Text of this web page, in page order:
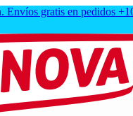
Envíos gratis en pedidos